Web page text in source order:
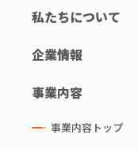
私たちについて
企業情報
事業内容
事業内容トップ